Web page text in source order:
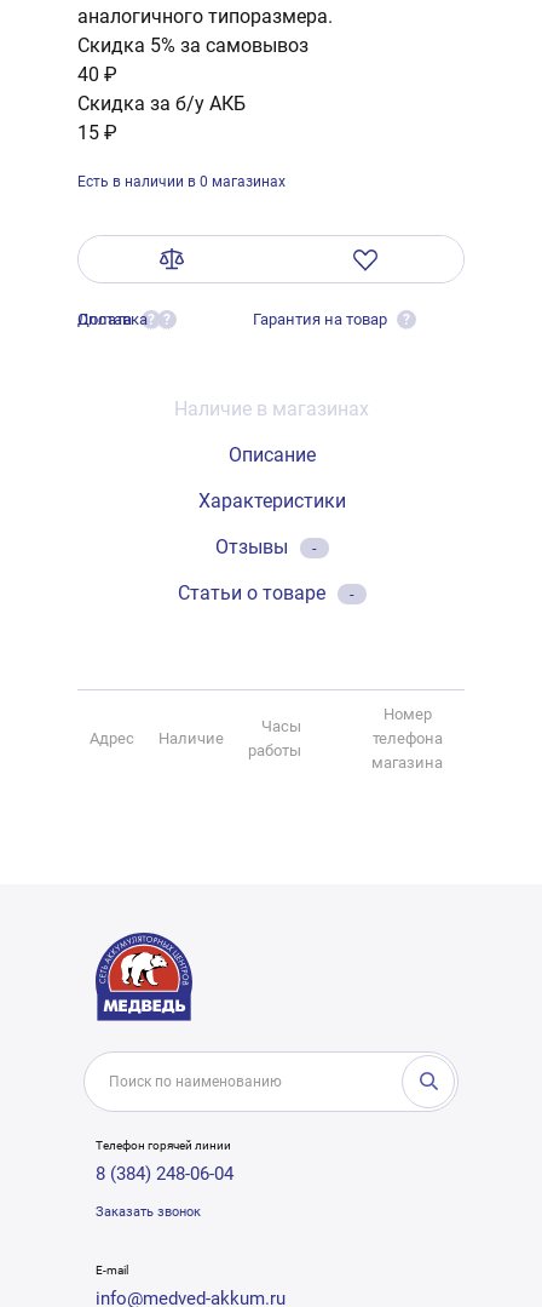
аналогичного типоразмера.
Скидка 5% за самовывоз
40 ₽
Скидка за б/у АКБ
15 ₽
Есть в наличии в 0 магазинах
Оплата ?
Доставка ? Гарантия на товар ?
Наличие в магазинах
Описание
Характеристики
Отзывы
-
Статьи о товаре -
Адрес Наличие
Часы
работы
Номер
телефона
магазина
Телефон горячей линии
8 (384) 248-06-04
Заказать звонок
E-mail
info@medved-akkum.ru